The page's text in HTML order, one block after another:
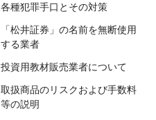
各種犯罪手口とその対策
「松井証券」の名前を無断使用
する業者
投資用教材販売業者について
取扱商品のリスクおよび手数料
等の説明